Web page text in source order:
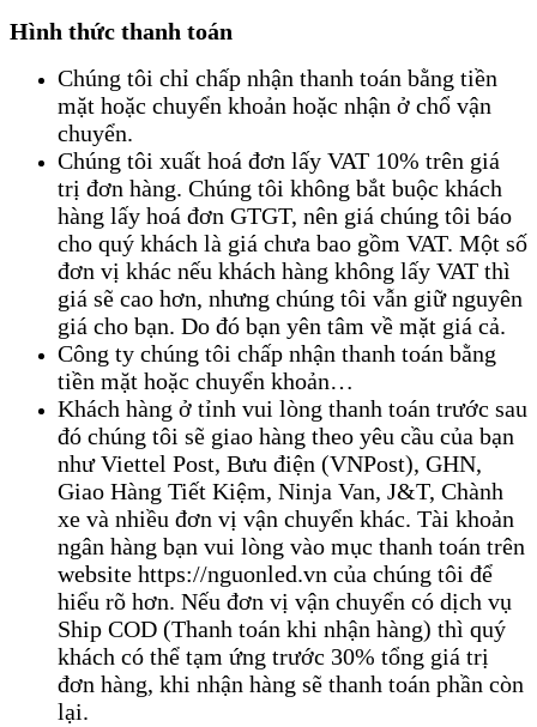
Hình thức thanh toán
Chúng tôi chỉ chấp nhận thanh toán bằng tiền
mặt hoặc chuyển khoản hoặc nhận ở chổ vận
chuyển.
Chúng tôi xuất hoá đơn lấy VAT 10% trên giá
trị đơn hàng. Chúng tôi không bắt buộc khách
hàng lấy hoá đơn GTGT, nên giá chúng tôi báo
cho quý khách là giá chưa bao gồm VAT. Một số
đơn vị khác nếu khách hàng không lấy VAT thì
giá sẽ cao hơn, nhưng chúng tôi vẫn giữ nguyên
giá cho bạn. Do đó bạn yên tâm về mặt giá cả.
Công ty chúng tôi chấp nhận thanh toán bằng
tiền mặt hoặc chuyển khoản…
Khách hàng ở tỉnh vui lòng thanh toán trước sau
đó chúng tôi sẽ giao hàng theo yêu cầu của bạn
như Viettel Post, Bưu điện (VNPost), GHN,
Giao Hàng Tiết Kiệm, Ninja Van, J&T, Chành
xe và nhiều đơn vị vận chuyển khác. Tài khoản
ngân hàng bạn vui lòng vào mục thanh toán trên
website https://nguonled.vn của chúng tôi để
hiểu rõ hơn. Nếu đơn vị vận chuyển có dịch vụ
Ship COD (Thanh toán khi nhận hàng) thì quý
khách có thể tạm ứng trước 30% tổng giá trị
đơn hàng, khi nhận hàng sẽ thanh toán phần còn
lại.